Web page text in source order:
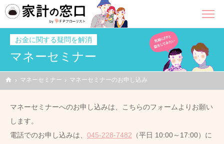
お金に関する疑問を解消
マネーセミナー
home マネーセミナー マネーセミナーのお申し込み
マネーセミナーへのお申し込みは、こちらのフォームよりお願い
します。
電話でのお申し込みは、 045-228-7482 （平日 10:00～17:00）に